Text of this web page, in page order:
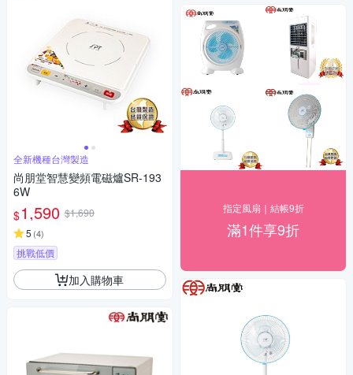
全新機種台灣製造
尚朋堂智慧變頻電磁爐SR-193
6W
$1,590 $1,690
5 (4)
挑戰低價
加入購物車
指定風扇｜結帳9折
滿1件享9折